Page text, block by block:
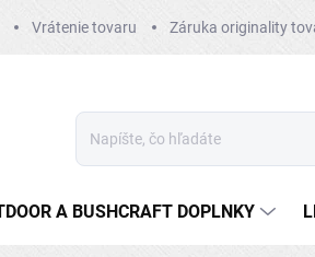
Vrátenie tovaru Záruka originality
A BUSHCRAFT DOPLNKY